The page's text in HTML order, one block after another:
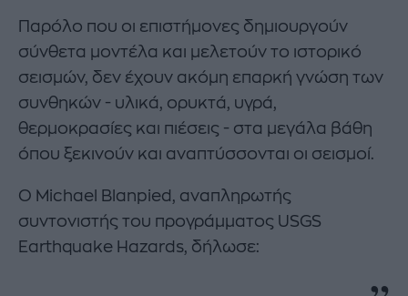
Παρόλο που οι επιστήμονες δημιουργούν
σύνθετα μοντέλα και μελετούν το ιστορικό
σεισμών, δεν έχουν ακόμη επαρκή γνώση των
συνθηκών - υλικά, ορυκτά, υγρά,
θερμοκρασίες και πιέσεις - στα μεγάλα βάθη
όπου ξεκινούν και αναπτύσσονται οι σεισμοί.
Ο Michael Blanpied, αναπληρωτής
συντονιστής του προγράμματος USGS
Earthquake Hazards, δήλωσε: